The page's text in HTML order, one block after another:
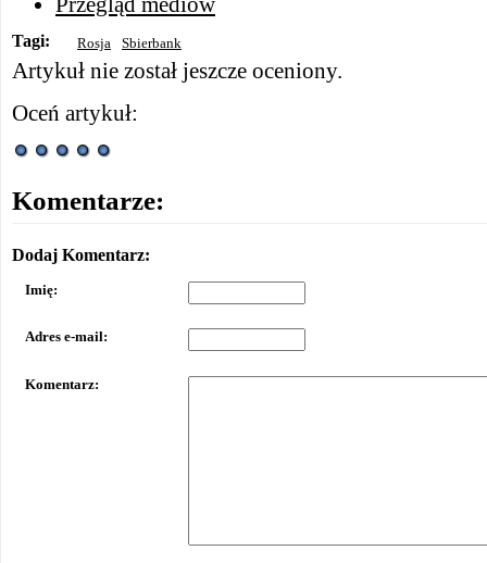
Tagi: Rosja Sbierbank
Artykuł nie został jeszcze oceniony.
Oceń artykuł:
Komentarze:
Dodaj Komentarz:
Imię:
Adres e-mail:
Komentarz: